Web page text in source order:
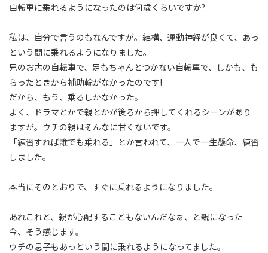
自転車に乗れるようになったのは何歳くらいですか?
私は、自分で言うのもなんですが。結構、運動神経が良くて、あっ
という間に乗れるようになりました。
兄のお古の自転車で、足もちゃんとつかない自転車で、しかも、も
らったときから補助輪がなかったのです!
だから、もう、乗るしかなかった。
よく、ドラマとかで親とかが後ろから押してくれるシーンがあり
ますが。ウチの親はそんなに甘くないです。
「練習すれば誰でも乗れる」とか言われて、一人で一生懸命、練習
しました。
本当にそのとおりで、すぐに乗れるようになりました。
あれこれと、親が心配することもないんだなぁ、と親になった
今、そう感じます。
ウチの息子もあっという間に乗れるようになってました。